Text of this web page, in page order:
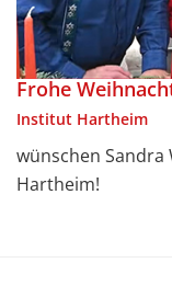
Frohe
Institut Hartheim
wünschen
Hartheim!